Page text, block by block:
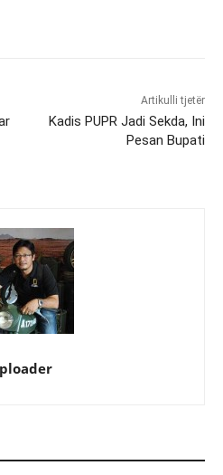
Artikulli tjetër
Kadis PUPR Jadi Sekda, Ini
Pesan Bupati